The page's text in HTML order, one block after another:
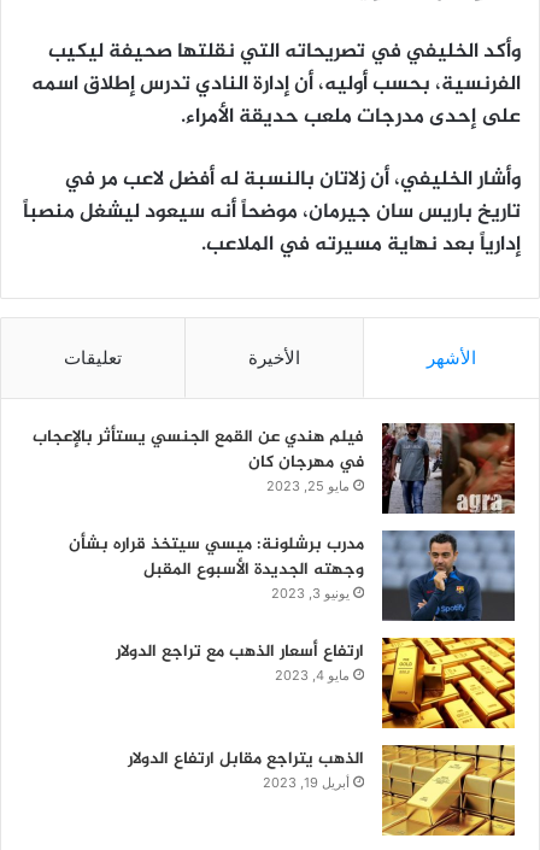
وأكد الخليفي في تصريحاته التي نقلتها صحيفة ليكيب
الفرنسية، بحسب أوليه، أن إدارة النادي تدرس إطلاق اسمه
على إحدى مدرجات ملعب حديقة الأمراء.
وأشار الخليفي، أن زلاتان بالنسبة له أفضل لاعب مر في
تاريخ باريس سان جيرمان، موضحاً أنه سيعود ليشغل منصباً
إدارياً بعد نهاية مسيرته في الملاعب.
الأشهر الأخيرة تعليقات
فيلم هندي عن القمع الجنسي يستأثر بالإعجاب
في مهرجان كان
مايو 25, 2023
مدرب برشلونة: ميسي سيتخذ قراره بشأن
وجهته الجديدة الأسبوع المقبل
يونيو 3, 2023
ارتفاع أسعار الذهب مع تراجع الدولار
مايو 4, 2023
الذهب يتراجع مقابل ارتفاع الدولار
أبريل 19, 2023